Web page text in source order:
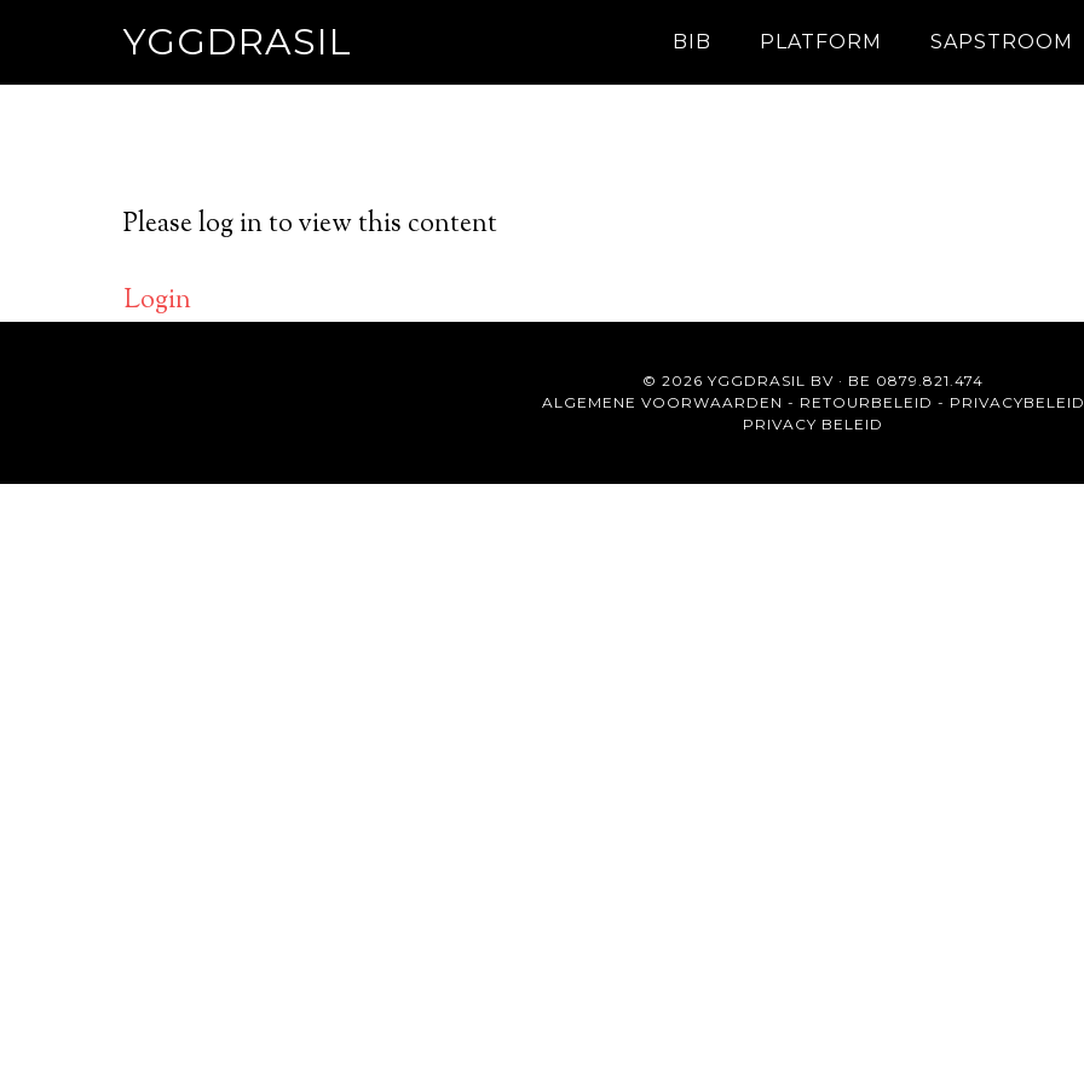
YGGDRASIL BIB PLATFORM SAPSTROOM
Please log in to view this content
Login
© 2026 YGGDRASIL BV · BE 0879.821.474
ALGEMENE VOORWAARDEN - RETOURBELEID - PRIVACYBELEID
PRIVACY BELEID